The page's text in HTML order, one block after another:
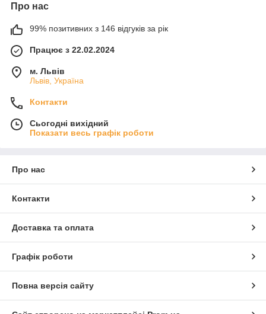
Про нас
99% позитивних з 146 відгуків за рік
Працює з 22.02.2024
м. Львів
Львів, Україна
Контакти
Сьогодні вихідний
Показати весь графік роботи
Про нас
Контакти
Доставка та оплата
Графік роботи
Повна версія сайту